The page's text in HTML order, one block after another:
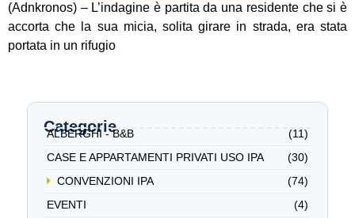
(Adnkronos) – L’indagine è partita da una residente che si è
accorta che la sua micia, solita girare in strada, era stata
portata in un rifugio
Categorie
ALBERGHI - B&B
(11)
CASE E APPARTAMENTI PRIVATI USO IPA
(30)
CONVENZIONI IPA
(74)
EVENTI
(4)